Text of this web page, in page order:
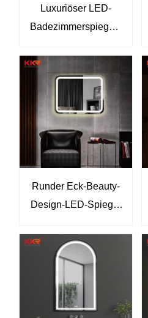
Luxuriöser LED-
Badezimmerspiegels
Antibeschlag- und
Touch-Steuerung,
wandmontierter
Kosmetikspiegel im
Hotelstil
Runder Eck-Beauty-
Design-LED-Spiegel